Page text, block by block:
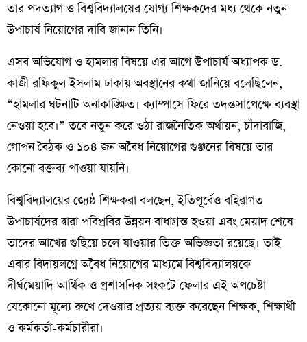
তার পদত্যাগ ও বিশ্ববিদ্যালয়ের যোগ্য শিক্ষকদের মধ্য থেকে নতুন
উপাচার্য নিয়োগের দাবি জানান তিনি।
​এসব অভিযোগ ও হামলার বিষয়ে এর আগে উপাচার্য অধ্যাপক ড.
কাজী রফিকুল ইসলাম ঢাকায় অবস্থানের কথা জানিয়ে বলেছিলেন,
“হামলার ঘটনাটি অনাকাঙ্ক্ষিত। ক্যাম্পাসে ফিরে তদন্তসাপেক্ষে ব্যবস্থা
নেওয়া হবে।” তবে নতুন করে ওঠা রাজনৈতিক অর্থায়ন, চাঁদাবাজি,
গোপন বৈঠক ও ১০৪ জন অবৈধ নিয়োগের গুঞ্জনের বিষয়ে তার
কোনো বক্তব্য পাওয়া যায়নি।
​বিশ্ববিদ্যালয়ের জ্যেষ্ঠ শিক্ষকরা বলছেন, ইতিপূর্বেও বহিরাগত
উপাচার্যদের দ্বারা পবিপ্রবির উন্নয়ন বাধাগ্রস্ত হওয়া এবং মেয়াদ শেষে
তাদের আখের গুছিয়ে চলে যাওয়ার তিক্ত অভিজ্ঞতা রয়েছে। তাই
এবার বিদায়লগ্নে অবৈধ নিয়োগের মাধ্যমে বিশ্ববিদ্যালয়কে
দীর্ঘমেয়াদি আর্থিক ও প্রশাসনিক সংকটে ফেলার এই অপচেষ্টা
যেকোনো মূল্যে রুখে দেওয়ার প্রত্যয় ব্যক্ত করেছেন শিক্ষক, শিক্ষার্থী
ও কর্মকর্তা-কর্মচারীরা।